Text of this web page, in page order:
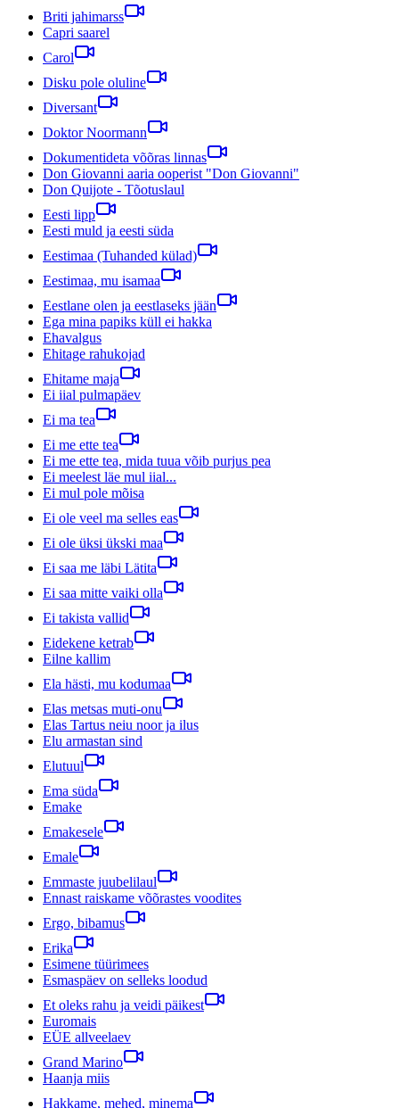
Briti jahimarss
Capri saarel
Carol
Disku pole oluline
Diversant
Doktor Noormann
Dokumentideta võõras linnas
Don Giovanni aaria ooperist "Don Giovanni"
Don Quijote - Tõotuslaul
Eesti lipp
Eesti muld ja eesti süda
Eestimaa (Tuhanded külad)
Eestimaa, mu isamaa
Eestlane olen ja eestlaseks jään
Ega mina papiks küll ei hakka
Ehavalgus
Ehitage rahukojad
Ehitame maja
Ei iial pulmapäev
Ei ma tea
Ei me ette tea
Ei me ette tea, mida tuua võib purjus pea
Ei meelest läe mul iial...
Ei mul pole mõisa
Ei ole veel ma selles eas
Ei ole üksi ükski maa
Ei saa me läbi Lätita
Ei saa mitte vaiki olla
Ei takista vallid
Eidekene ketrab
Eilne kallim
Ela hästi, mu kodumaa
Elas metsas muti-onu
Elas Tartus neiu noor ja ilus
Elu armastan sind
Elutuul
Ema süda
Emake
Emakesele
Emale
Emmaste juubelilaul
Ennast raiskame võõrastes voodites
Ergo, bibamus
Erika
Esimene tüürimees
Esmaspäev on selleks loodud
Et oleks rahu ja veidi päikest
Euromais
EÜE allveelaev
Grand Marino
Haanja miis
Hakkame, mehed, minema